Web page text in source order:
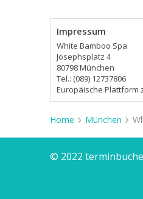
Impressum
White Bamboo Spa
Josephsplatz 4
80798 München
Tel.: (089) 12737806
Europäische Plattform
Home München
© 2022